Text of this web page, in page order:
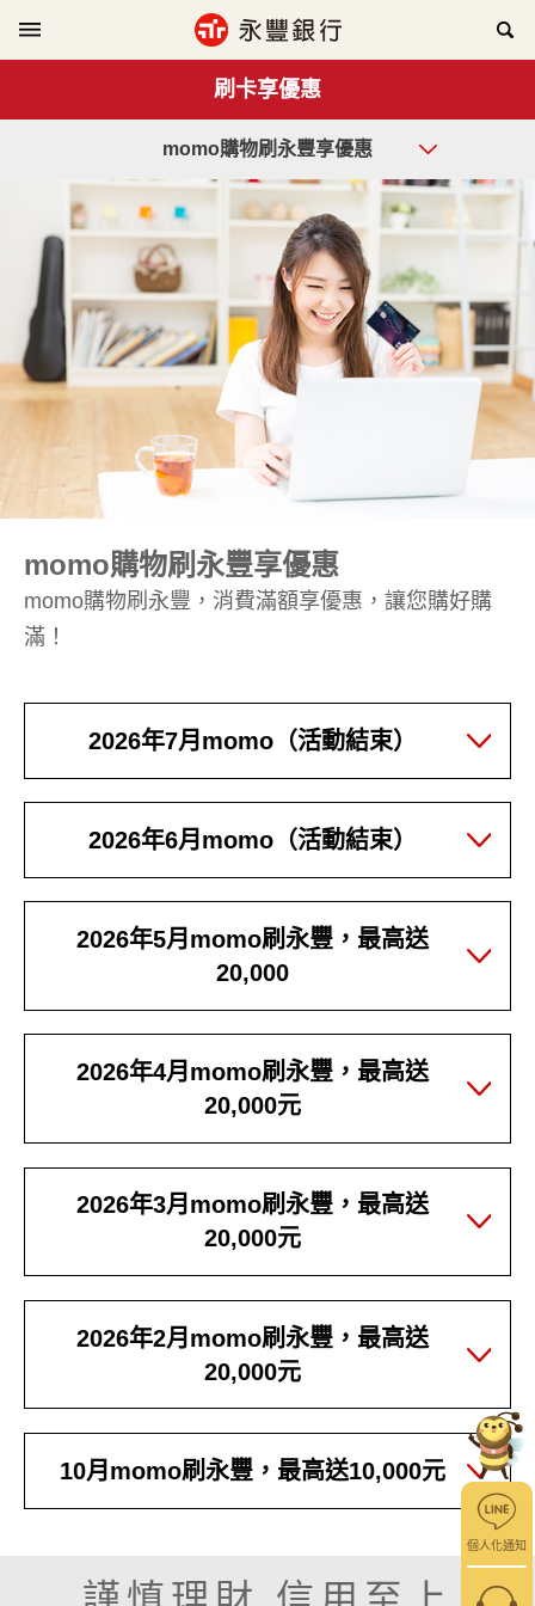
個人化通知
刷卡享優惠
momo購物刷永豐享優惠
momo購物刷永豐享優惠
momo購物刷永豐，消費滿額享優惠，讓您購好購
滿！
2026年7月momo（活動結束）
2026年6月momo（活動結束）
2026年5月momo刷永豐，最高送
20,000
2026年4月momo刷永豐，最高送
20,000元
2026年3月momo刷永豐，最高送
20,000元
2026年2月momo刷永豐，最高送
20,000元
10月momo刷永豐，最高送10,000元